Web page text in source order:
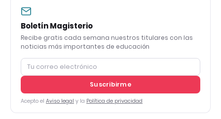
Boletín Magisterio
Recibe gratis cada semana nuestros titulares con las
noticias más importantes de educación
Suscribirme
Acepto el Aviso legal y la Política de privacidad